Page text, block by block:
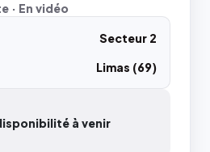
· En vidéo
Secteur 2
Limas (69)
à venir